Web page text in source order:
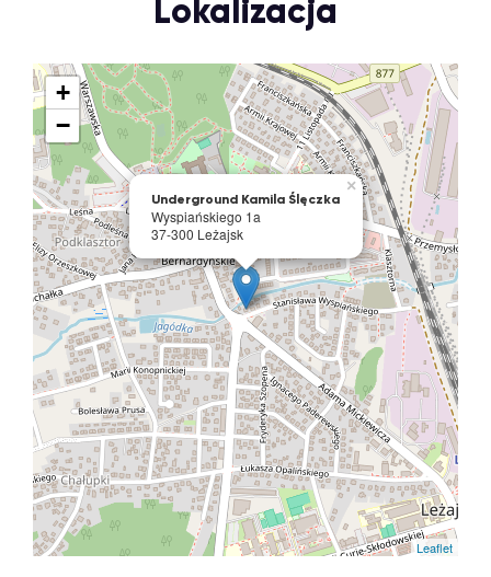
Lokalizacja
Underground Kamila Ślęczka
Wyspiańskiego 1a
37-300 Leżajsk
×
+
−
Leaflet